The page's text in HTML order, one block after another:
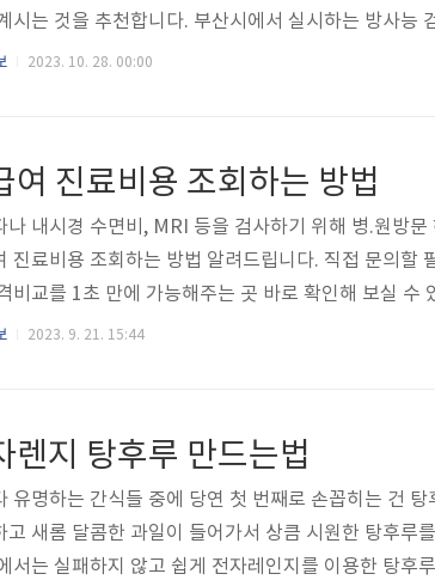
시는 것을 추천합니다. 부산시에서 실시하는 방사능
인 해 보실 수 있습니다. 아래 글을 참고해주세요! 목
검사 조회 언제까지고 안먹을 수 없는 ..
2023. 10. 28. 00:00
여 진료비용 조회하는 방법
나 내시경 수면비, MRI 등을 검사하기 위해 병.원방
진료비용 조회하는 방법 알려드립니다. 직접 문의할
비교를 1초 만에 가능해주는 곳 바로 확인해 보실 수
해 절약하시길 바랍니다! 목차 비급여 진료비용 조회
와드립니다. PC용 비급여 진료비 검색바..
2023. 9. 21. 15:44
렌지 탕후루 만드는법
유명하는 간식들 중에 당연 첫 번째로 손꼽히는 건
고 새롬 달콤한 과일이 들어가서 상큼 시원한 탕후루
서는 실패하지 않고 쉽게 전자레인지를 이용한 탕후